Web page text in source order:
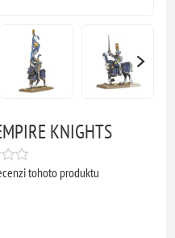
KNIGHTS
tohoto produktu